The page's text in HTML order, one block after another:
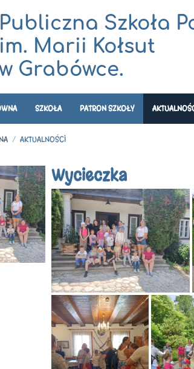
Publiczna Szkoła
im. Marii Kołsut
Grabówce.
SZKOŁA PATRON SZKOŁY
/ AKTUALNOŚCI
Wycieczka